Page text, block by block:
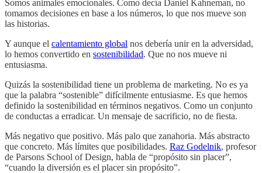
Somos animales emocionales. Como decía Daniel Kahneman, no
tomamos decisiones en base a los números, lo que nos mueve son
las historias.
Y aunque el calentamiento global nos debería unir en la adversidad,
lo hemos convertido en sostenibilidad. Que no nos mueve ni
entusiasma.
Quizás la sostenibilidad tiene un problema de marketing. No es ya
que la palabra “sostenible” difícilmente entusiasme. Es que hemos
definido la sostenibilidad en términos negativos. Como un conjunto
de conductas a erradicar. Un mensaje de sacrificio, no de fiesta.
Más negativo que positivo. Más palo que zanahoria. Más abstracto
que concreto. Más límites que posibilidades. Raz Godelnik, profesor
de Parsons School of Design, habla de “propósito sin placer”,
“cuando la diversión es el placer sin propósito”.